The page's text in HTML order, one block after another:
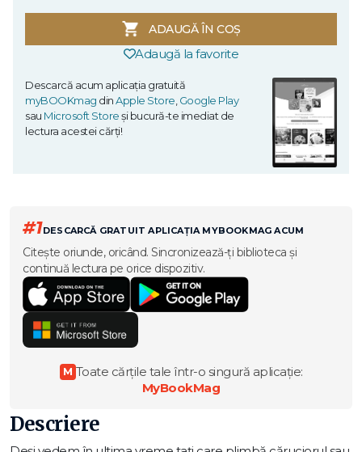
ADAUGĂ ÎN COȘ
Adaugă la favorite
Descarcă acum aplicația gratuită
myBOOKmag dinApple Store Google Play
sau Microsoft Storeși bucură-te imediat de
lectura acestei cărți!
#1DESCARCĂ GRATUIT APLICAȚIA MYBOOKMAG ACUM
Citește oriunde, oricând. Sincronizează-ți biblioteca și
continuă lectura pe orice dispozitiv.
M Toate cărțile tale într-o singură aplicație:
MyBookMag
Descriere